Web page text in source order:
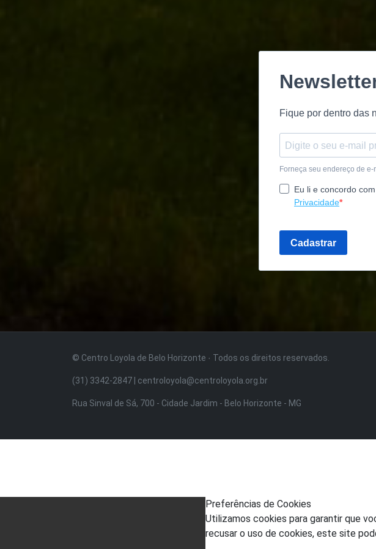
© Centro Loyola de Belo Horizonte · Todos os direitos reservados.
(31) 3342-2847 | centroloyola@centroloyola.org.br
Rua Sinval de Sá, 700 - Cidade Jardim - Belo Horizonte - MG
Preferências de Cookies
Utilizamos cookies para garantir que
recusar o uso de cookies, este site